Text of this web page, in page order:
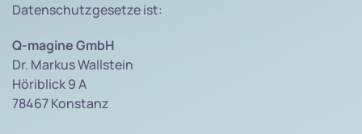
Datenschutzgesetze ist:
Q-magine GmbH
Dr. Markus Wallstein
Höriblick 9 A
78467 Konstanz